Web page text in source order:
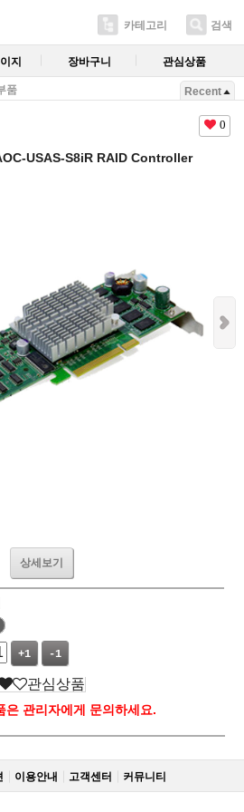
카테고리 검색
지 장바구니 관심상품
품 Recent
0
USAS-S8iR RAID Controller
상세보기
+1 -1
관심상품
은 관리자에게 문의하세요.
이용안내 고객센터 커뮤니티